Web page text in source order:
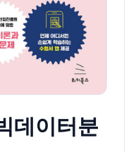
데이터분